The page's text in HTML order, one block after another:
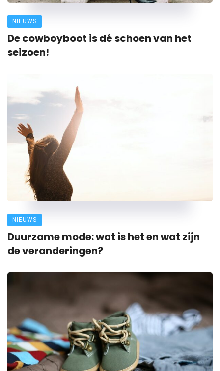
NIEUWS
De cowboyboot is dé schoen van het
seizoen!
NIEUWS
Duurzame mode: wat is het en wat zijn
de veranderingen?